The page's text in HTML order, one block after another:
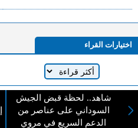
اختيارات القراء
لا يوجد مقالاتشاهد.. لحظة قبض الجيش
السوداني على عناصر من
الدعم السريع في مروي